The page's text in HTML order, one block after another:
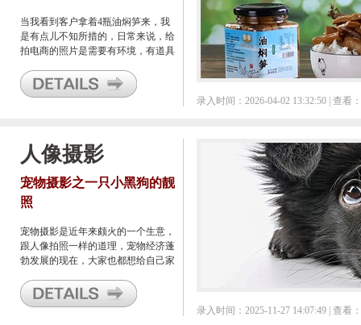
当我看到客户拿着4瓶油焖笋来，我
是有点儿不知所措的，日常来说，给
拍电商的照片是需要有环境，有道具
具再进行拍摄的。
录入时间：2026-04-02 13:32:50 | 查看
人像摄影
宠物摄影之一只小黑狗的靓
照
宠物摄影是近年来颇火的一个生意，
跟人像拍照一样的道理，宠物经济蓬
勃发展的现在，大家也都想给自己家
真的是自己的孩子的待遇。随着需求
多了，市场上也就形成了规模的摄
录入时间：2025-11-27 14:07:49 | 查看